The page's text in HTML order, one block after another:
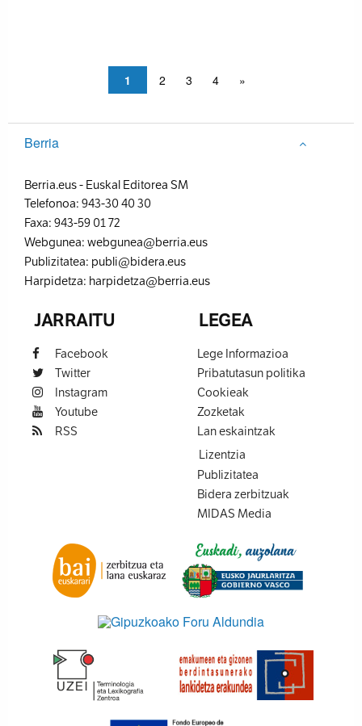
1 2 3 4 »
Berria
Berria.eus- Euskal Editorea SM
Telefonoa: 943-30 40 30
Faxa: 943-59 01 72
Webgunea: webgunea@berria.eus
Publizitatea: publi@bidera.eus
Harpidetza: harpidetza@berria.eus
JARRAITU
Facebook
Twitter
Instagram
Youtube
RSS
LEGEA
Lege Informazioa
Pribatutasun politika
Cookieak
Zozketak
Lan eskaintzak
Lizentzia
Publizitatea
Bidera zerbitzuak
MIDAS Media